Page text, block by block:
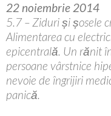
22 noiembrie 2014
5.7 – Ziduri și șosele
Alimentarea cu
epicentrală. Un rănit
persoane vârstnice
nevoie de îngrijiri
panică.